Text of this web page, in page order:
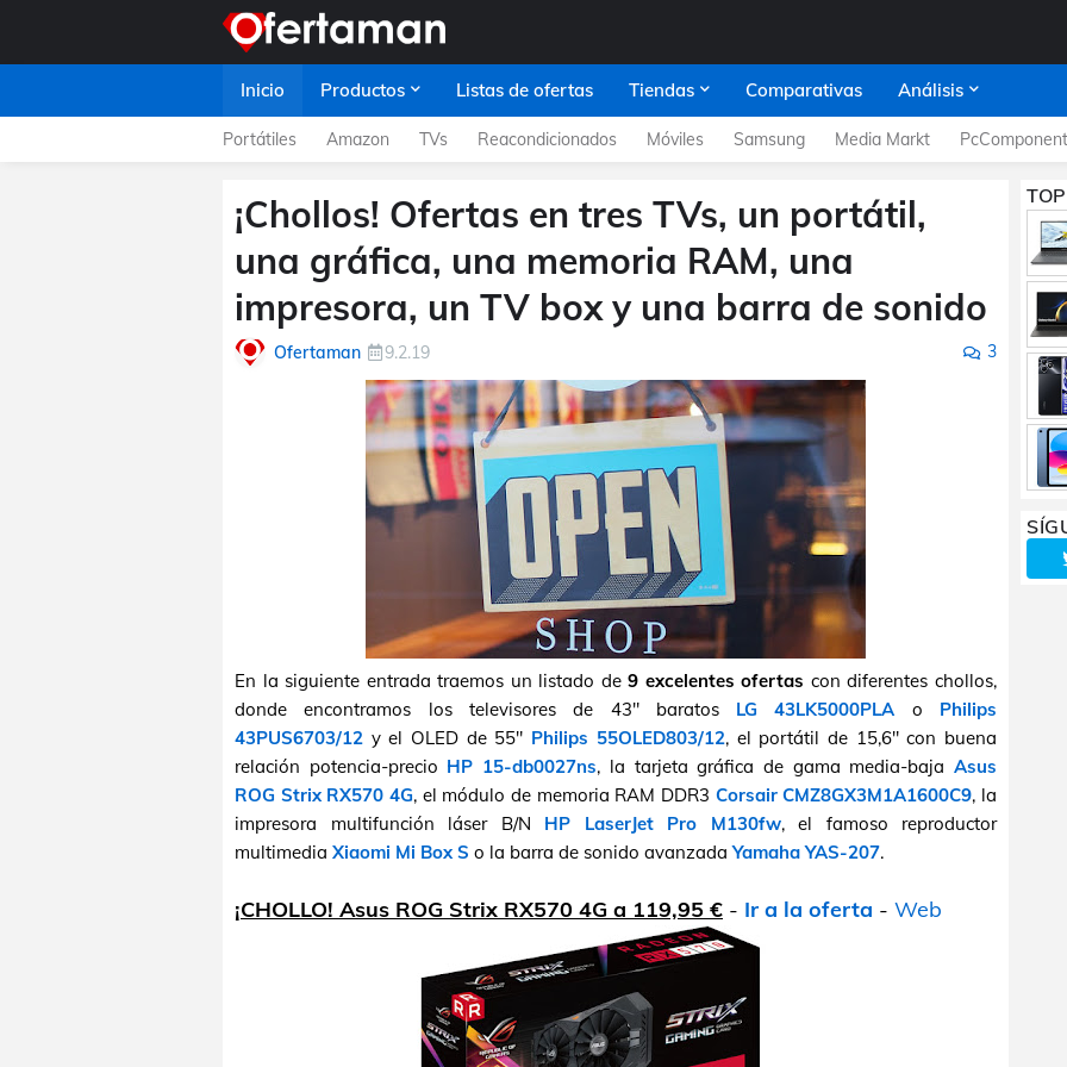
Inicio Productos Listas de ofertas Tiendas Comparativas Análisis
Portátiles Amazon TVs Reacondicionados Móviles Samsung Media Markt
¡Chollos! Ofertas en tres TVs, un portátil,
una gráfica, una memoria RAM, una
impresora, un TV box y una barra de sonido
Ofertaman 9.2.19 3
En la siguiente entrada traemos un listado de9 excelentes ofertas con diferentes chollos,
donde encontramos los televisores de 43" baratos LG 43LK5000PLA o Philips
43PUS6703/12 y el OLED de 55" Philips 55OLED803/12, el portátil de 15,6" con buena
relación potencia-precio HP 15-db0027ns, la tarjeta gráfica de gama media-bajaAsus
ROG Strix RX570 4G, el módulo de memoria RAM DDR3 Corsair CMZ8GX3M1A1600C9, la
impresora multifunción láser B/N HP LaserJet Pro M130fw, el famoso reproductor
multimedia Xiaomi Mi Box S o la barra de sonido avanzadaYamaha YAS-207.
¡CHOLLO! Asus ROG Strix RX570 4G a 119,95 € - Ir a la oferta - Web